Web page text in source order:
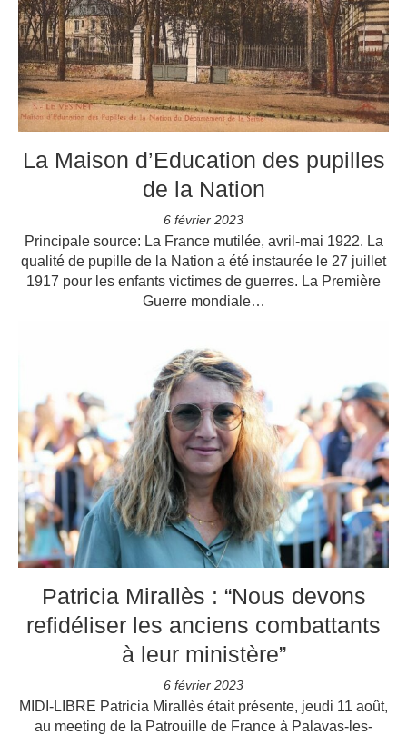
La Maison d’Education des pupilles
de la Nation
6 février 2023
Principale source: La France mutilée, avril-mai 1922. La
qualité de pupille de la Nation a été instaurée le 27 juillet
1917 pour les enfants victimes de guerres. La Première
Guerre mondiale…
Patricia Mirallès : “Nous devons
refidéliser les anciens combattants
à leur ministère”
6 février 2023
MIDI-LIBRE Patricia Mirallès était présente, jeudi 11 août,
au meeting de la Patrouille de France à Palavas-les-